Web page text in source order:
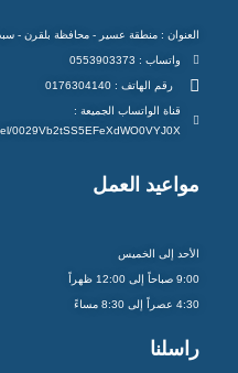
العنوان : منطقة عسير - محافظة بلقرن -
واتساب : 0553903373
رقم الهاتف : 0176304140
قناة الواتساب الجميعة :
0029Vb2tSS5EFeXdWO0VYJ0X
مواعيد العمل
الأحد إلى الخميس
9:00 صباحاً إلى 12:00 ظهراً
4:30 عصراً إلى 8:30 مساءً
راسلنا